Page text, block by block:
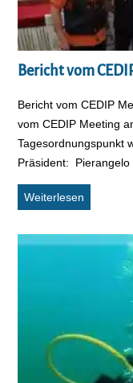
Bericht vom
Bericht vom CEDIP
vom CEDIP Meeting
Tagesordnungspunkt
Präsident:
Weiterlesen